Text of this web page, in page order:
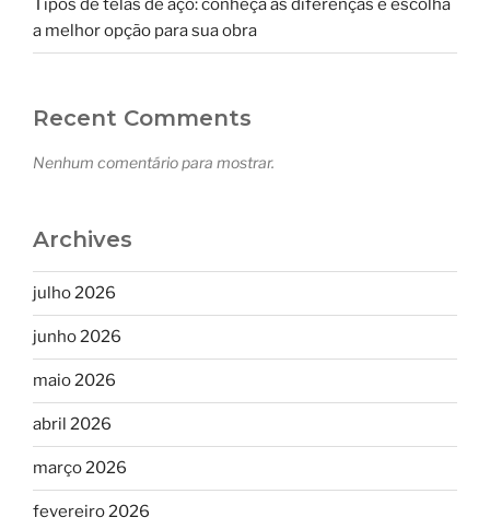
Tipos de telas de aço: conheça as diferenças e escolha
a melhor opção para sua obra
Recent Comments
Nenhum comentário para mostrar.
Archives
julho 2026
junho 2026
maio 2026
abril 2026
março 2026
fevereiro 2026